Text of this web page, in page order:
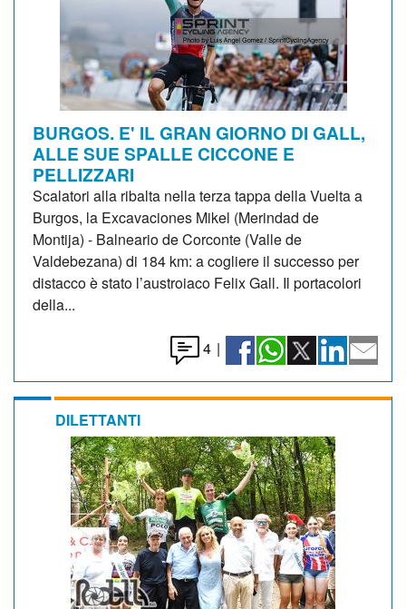
BURGOS. E' IL GRAN GIORNO DI GALL,
ALLE SUE SPALLE CICCONE E
PELLIZZARI
Scalatori alla ribalta nella terza tappa della Vuelta a
Burgos, la Excavaciones Mikel (Merindad de
Montija) - Balneario de Corconte (Valle de
Valdebezana) di 184 km: a cogliere il successo per
distacco è stato l’austroiaco Felix Gall. Il portacolori
della...
4 |
DILETTANTI